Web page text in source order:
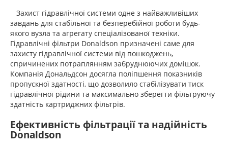
Захист гідравлічної системи одне з найважливіших
завдань для стабільної та безперебійної роботи будь-
якого вузла та агрегату спеціалізованої техніки.
Гідравлічні фільтри Donaldson призначені саме для
захисту гідравлічної системи від пошкоджень,
спричинених потраплянням забруднюючих домішок.
Компанія Дональдсон досягла поліпшення показників
пропускної здатності, що дозволило стабілізувати тиск
гідравлічної рідини та максимально зберегти фільтруючу
здатність картриджних фільтрів.
Ефективність фільтрації та надійність
Donaldson